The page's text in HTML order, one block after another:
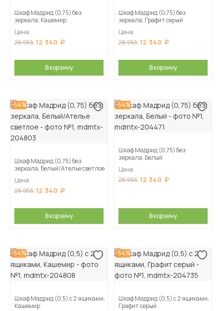
Шкаф Мадрид (0,75) без
зеркала, Кашемир
Цена
26 955 12 340
В корзину
Шкаф Мадрид (0,75) без
зеркала, Графит серый
Цена
26 955 12 340
В корзину
-54%
Шкаф Мадрид (0,75) без
зеркала, Белый/Ателье светлое
Цена
26 955 12 340
В корзину
-54%
Шкаф Мадрид (0,75) без
зеркала, Белый
Цена
26 955 12 340
В корзину
-54%
Шкаф Мадрид (0,5) с 2 ящиками,
Кашемир
-54%
Шкаф Мадрид (0,5) с 2 ящиками,
Графит серый